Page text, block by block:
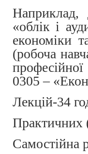
Наприклад,
«облік і
економіки
(робоча
0305 –
Лекцій-34
Практичних
Самостійна